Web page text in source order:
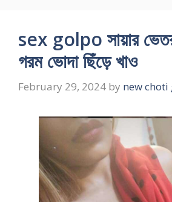
sex golpo সায়ার
গরম ভোদা ছিঁড়ে খাও
February 29, 2024 by new choti